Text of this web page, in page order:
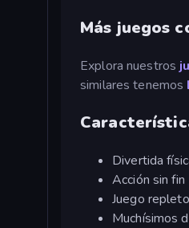
Más juegos
Explora nuestros
similares tenemos
Divertida
Acción sin fin
Juego
Muchísimos